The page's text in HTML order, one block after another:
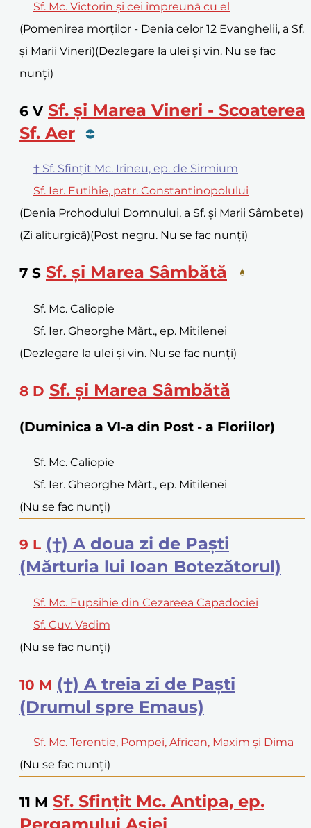
Sf. Mc. Victorin și cei împreună cu el
(Pomenirea morților - Denia celor 12 Evanghelii, a Sf.
și Marii Vineri)(Dezlegare la ulei și vin. Nu se fac
nunți)
6 V Sf. și Marea Vineri - Scoaterea
Sf. Aer
† Sf. Sfințit Mc. Irineu, ep. de Sirmium
Sf. Ier. Eutihie, patr. Constantinopolului
(Denia Prohodului Domnului, a Sf. și Marii Sâmbete)
(Zi aliturgică)(Post negru. Nu se fac nunți)
7 S Sf. și Marea Sâmbătă
Sf. Mc. Caliopie
Sf. Ier. Gheorghe Mărt., ep. Mitilenei
(Dezlegare la ulei și vin. Nu se fac nunți)
8 D Sf. și Marea Sâmbătă
(Duminica a VI-a din Post - a Floriilor)
Sf. Mc. Caliopie
Sf. Ier. Gheorghe Mărt., ep. Mitilenei
(Nu se fac nunți)
9 L (†) A doua zi de Paști
(Mărturia lui Ioan Botezătorul)
Sf. Mc. Eupsihie din Cezareea Capadociei
Sf. Cuv. Vadim
(Nu se fac nunți)
10 M (†) A treia zi de Paști
(Drumul spre Emaus)
Sf. Mc. Terentie, Pompei, African, Maxim și Dima
(Nu se fac nunți)
11 M Sf. Sfințit Mc. Antipa, ep.